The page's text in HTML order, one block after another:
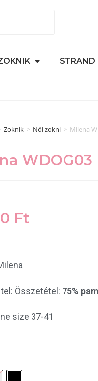
STRAND
Zoknik > Női zokni > Milena
Ft
Összetétel: 75%
size 37-41